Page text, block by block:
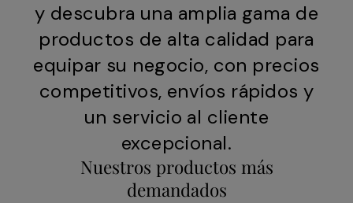
y descubra una amplia gama de
productos de alta calidad para
equipar su negocio, con precios
competitivos, envíos rápidos y
un servicio al cliente
excepcional.
Nuestros productos más
demandados